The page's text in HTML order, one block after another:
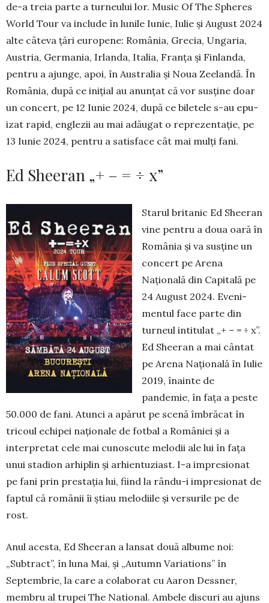
de-a tre­ia parte a turneului lor. Mu­sic Of The Spheres
World Tour va include în lunile Iunie, Iulie și August 2024
alte câteva țări europene: România, Grecia, Un­ga­ria,
Austria, Germania, Irlanda, Italia, Franța și Fin­landa,
pentru a ajunge, apoi, în Aus­tralia și Noua Zeelandă. În
România, după ce inițial au anunțat că vor susţine doar
un con­cert, pe 12 Iunie 2024, după ce biletele s-au epu­
izat rapid, englezii au mai adă­ugat o repre­zentație, pe
13 Iunie 2024, pentru a satisface cât mai mulți fani.
Ed Sheeran „+ – = ÷ x”
Starul britanic Ed Sheeran
vine pentru a doua oară în
România și va susține un
concert pe Arena
Națională din Capitală pe
24 August 2024. Eveni­
mentul face parte din
turneul intitulat „+ – = ÷ x”.
Ed Sheeran a mai cântat
pe Arena Națională în Iulie
2019, înainte de
pandemie, în fața a peste
50.000 de fani. Atunci a apărut pe scenă îmbrăcat în
tricoul echipei naționale de fotbal a României și a
interpretat cele mai cunoscute melodii ale lui în fața
unui stadion arhiplin și arhientuziast. I-a impresionat
pe fani prin prestația lui, fiind la rându-i impresionat de
faptul că românii îi știau melodiile și versurile pe de
rost.
Anul acesta, Ed Sheeran a lansat două albume noi:
„Subtract”, în luna Mai, și „Autumn Va­riations” în
Septembrie, la care a colaborat cu Aaron Des­sner,
membru al trupei The National. Ambele discuri au ajuns